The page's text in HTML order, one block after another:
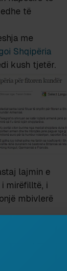
të
me
Shqipëria
kush tjetër.
lajmin e
mirëfilltë, i
mbivlerë